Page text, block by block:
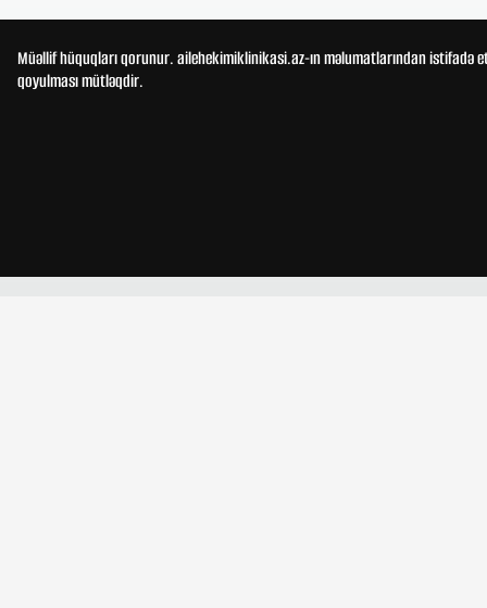
Müəllif hüquqları qorunur. ailehekimiklinikasi.az-ın məlumatlarından
qoyulması mütləqdir.